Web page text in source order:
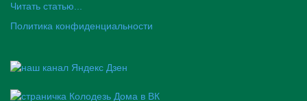
Читать статью...
Политика конфиденциальности